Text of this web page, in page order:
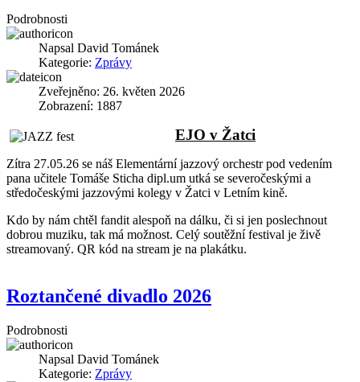
Podrobnosti
Napsal David Tománek
Kategorie: Zprávy
Zveřejněno: 26. květen 2026
Zobrazení: 1887
EJO v Žatci
Zítra 27.05.26 se náš Elementární jazzový orchestr pod vedením
pana učitele Tomáše Sticha dipl.um utká se severočeskými a
středočeskými jazzovými kolegy v Žatci v Letním kině.
Kdo by nám chtěl fandit alespoň na dálku, či si jen poslechnout
dobrou muziku, tak má možnost. Celý soutěžní festival je živě
streamovaný. QR kód na stream je na plakátku.
Roztančené divadlo 2026
Podrobnosti
Napsal David Tománek
Kategorie: Zprávy